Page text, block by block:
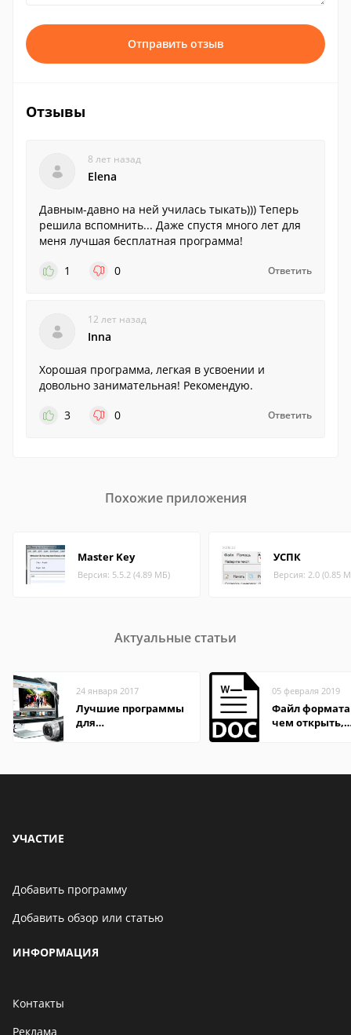
Отправить отзыв
Отзывы
8 лет назад
Elena
Давным-давно на ней училась тыкать))) Теперь
решила вспомнить... Даже спустя много лет для
меня лучшая бесплатная программа!
1
0 Ответить
12 лет назад
Inna
Хорошая программа, легкая в усвоении и
довольно занимательная! Рекомендую.
3
0 Ответить
Похожие приложения
Master Key
Версия: 5.5.2 (4.89 МБ)
УСПК
Версия: 2.0 (0.85
Актуальные статьи
24 января 2017
Лучшие программы
для
05 февраля 2019
Файл формата
чем открыть,
УЧАСТИЕ
Добавить программу
Добавить обзор или статью
ИНФОРМАЦИЯ
Контакты
Реклама